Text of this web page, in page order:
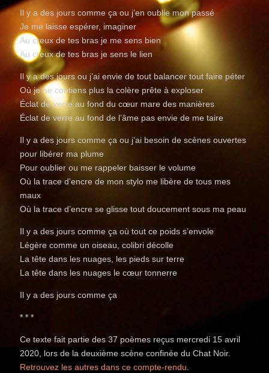
Il y a des jours comme ça ou j’en oublie mon passé
Je me laisse espérer, imaginer
Au creux de tes bras je me sens bien
Au creux de tes bras je sens le lien
Il y a des jours ou j’ai envie de tout balancer tout faire péter
Où je ne contiens plus la colère prête à exploser
Éclat de verre au fond du cœur mare des manières
Éclat de verre au fond de l’âme pas envie de me taire
Il y a des jours comme ça ou j’ai besoin de scènes ouvertes
pour libérer ma plume
Pour oublier ou me rappeler baisser le volume
Où la trace d’encre de mon stylo me libère de tous mes
maux
Où la trace d’encre se glisse tout doucement sous ma peau
Il y a des jours comme ça où tout ce poids s’envole
Légère comme un oiseau, colibri décolle
La tête dans les nuages, les pieds sur terre
La tête dans les nuages le cœur tonnerre
Il y a des jours comme ça
* * *
Ce texte fait partie des 37 poèmes reçus mercredi 15 avril
2020, lors de la deuxième scène confinée du Chat Noir.
Retrouvez les autres dans ce compte-rendu.